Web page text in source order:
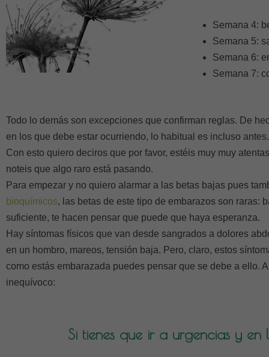
Semana 4:
Semana 5:
Semana 6:
Semana 7:
Todo lo demás son excepciones que confirman reglas. De
en los que debe estar ocurriendo, lo habitual es incluso antes.
Con esto quiero deciros que por favor, estéis muy muy
noteis que algo raro está pasando.
Para empezar y no quiero alarmar a las betas bajas pues
bioquímicos, las betas de este tipo de embarazos son raras:
suficiente, te hacen pensar que puede que haya esperanza.
Hay síntomas físicos que van desde sangrados a dolores
en un hombro, mareos, tensión baja. Pero, claro, estos
como estás embarazada puedes pensar que se debe a ello.
inequívoco:
Si tienes que ir a urgencias y